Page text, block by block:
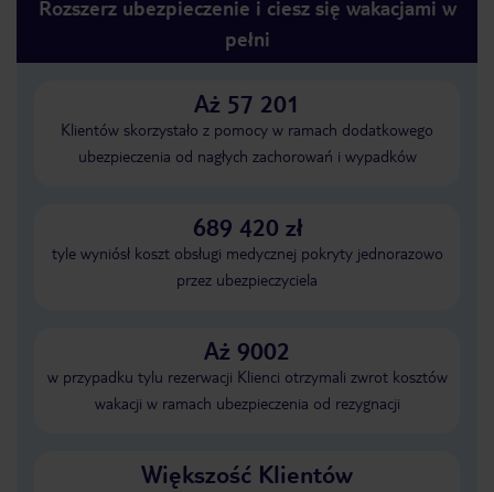
Rozszerz ubezpieczenie i ciesz się wakacjami w
pełni
Aż 57 201
Klientów skorzystało z pomocy w ramach dodatkowego
ubezpieczenia od nagłych zachorowań i wypadków
689 420 zł
tyle wyniósł koszt obsługi medycznej pokryty jednorazowo
przez ubezpieczyciela
Aż 9002
w przypadku tylu rezerwacji Klienci otrzymali zwrot kosztów
wakacji w ramach ubezpieczenia od rezygnacji
Większość Klientów